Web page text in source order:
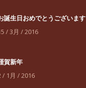
誕生日おめでとうございます
/ 3月 / 2016
賀新年
/ 1月 / 2016